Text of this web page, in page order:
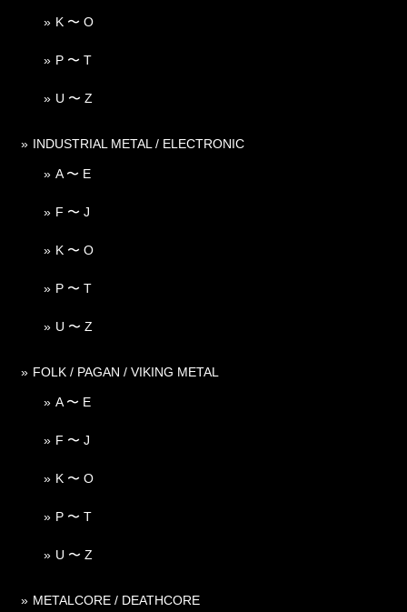
K 〜 O
P 〜 T
U 〜 Z
INDUSTRIAL METAL / ELECTRONIC
A 〜 E
F 〜 J
K 〜 O
P 〜 T
U 〜 Z
FOLK / PAGAN / VIKING METAL
A 〜 E
F 〜 J
K 〜 O
P 〜 T
U 〜 Z
METALCORE / DEATHCORE